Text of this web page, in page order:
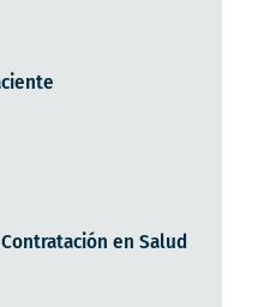
en Salud